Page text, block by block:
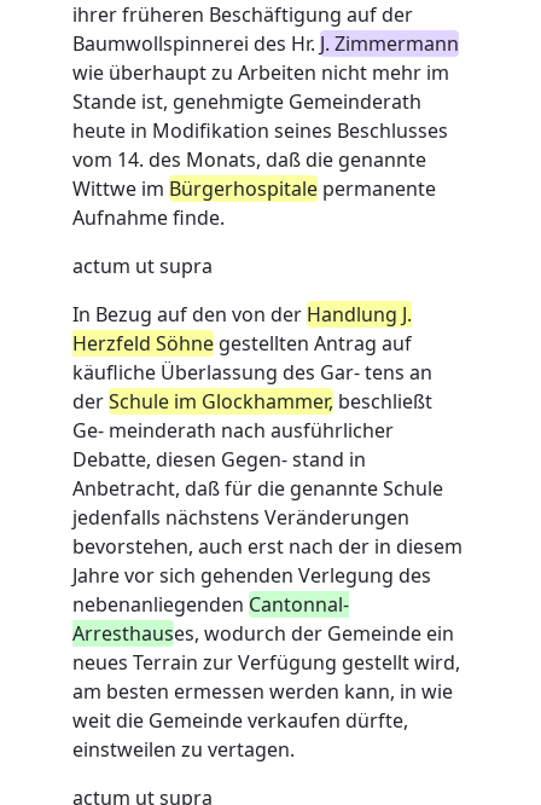
ihrer früheren Beschäftigung auf der
Baumwollspinnerei des Hr. J. Zimmermann
wie überhaupt zu Arbeiten nicht mehr im
Stande ist, genehmigte Gemeinderath
heute in Modifikation seines Beschlusses
vom 14. des Monats, daß die genannte
Wittwe im Bürgerhospitale permanente
Aufnahme finde.
actum ut supra
In Bezug auf den von der Handlung J.
Herzfeld Söhne gestellten Antrag auf
käufliche Überlassung des Gar- tens an
derSchule im Glockhammer, beschließt
Ge- meinderath nach ausführlicher
Debatte, diesen Gegen- stand in
Anbetracht, daß für die genannte Schule
jedenfalls nächstens Veränderungen
bevorstehen, auch erst nach der in diesem
Jahre vor sich gehenden Verlegung des
nebenanliegenden Cantonnal-
Arresthauses, wodurch der Gemeinde ein
neues Terrain zur Verfügung gestellt wird,
am besten ermessen werden kann, in wie
weit die Gemeinde verkaufen dürfte,
einstweilen zu vertagen.
actum ut supra